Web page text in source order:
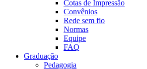
Cotas de Impressão
Convênios
Rede sem fio
Normas
Equipe
FAQ
Graduação
Pedagogia